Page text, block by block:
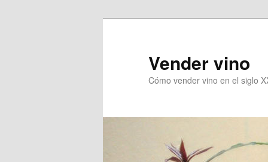
Vender vino
Cómo vender vino en el siglo